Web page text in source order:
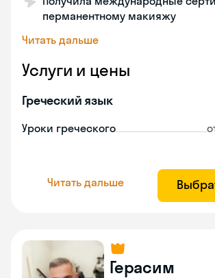
перманентному макияжу
Читать дальше
Услуги и цены
Греческий язык
Уроки греческого
Читать дальше
Герасим